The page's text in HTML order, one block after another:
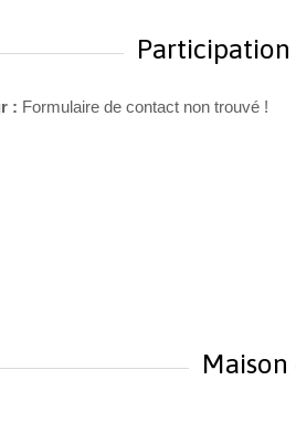
Participation
: Formulaire de contact non trouvé !
Maison